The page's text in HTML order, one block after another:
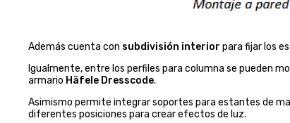
Además cuenta con subdivisión interior para fijar los
Igualmente, entre los perfiles para columna se pueden
armario Häfele Dresscode.
Asimismo permite integrar soportes para estantes de
diferentes posiciones para crear efectos de luz.